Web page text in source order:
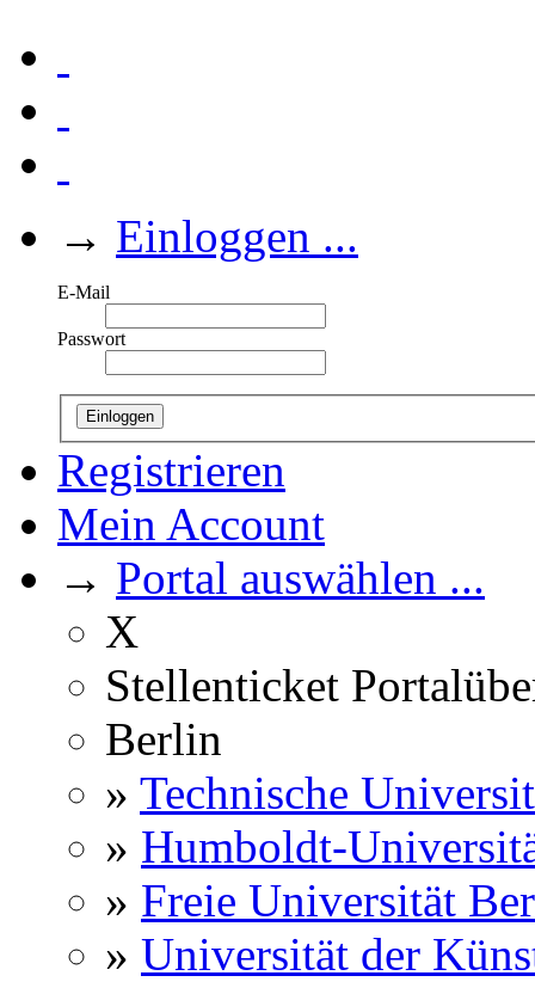
→ Einloggen ...
E-Mail
Passwort
Einloggen
Registrieren
Mein Account
→ Portal auswählen ...
X
Stellenticket
Berlin
» Technische
» Humboldt-
» Freie Universität
» Universität der